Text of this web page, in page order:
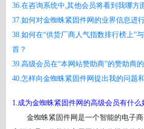
36.在咨询系统中,其他会员将看到我哪方
37.如何对金蜘蛛紧固件网的业界信息进
38.如何在“供货厂商人气指数排行榜上”
首？
39.高级会员在“本网站赞助商”的赞助商
40.怎样向金蜘蛛紧固件网提出我的问题
1.成为金蜘蛛紧固件网的高级会员有什么
金蜘蛛紧固件网是一个智能的电子商